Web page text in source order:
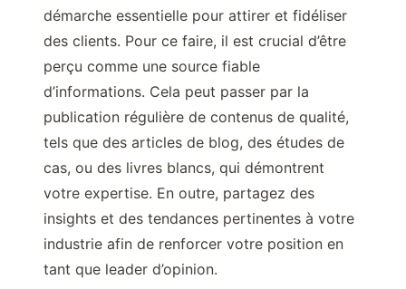
démarche essentielle pour attirer et fidéliser
des clients. Pour ce faire, il est crucial d’être
perçu comme une source fiable
d’informations. Cela peut passer par la
publication régulière de contenus de qualité,
tels que des articles de blog, des études de
cas, ou des livres blancs, qui démontrent
votre expertise. En outre, partagez des
insights et des tendances pertinentes à votre
industrie afin de renforcer votre position en
tant que leader d’opinion.